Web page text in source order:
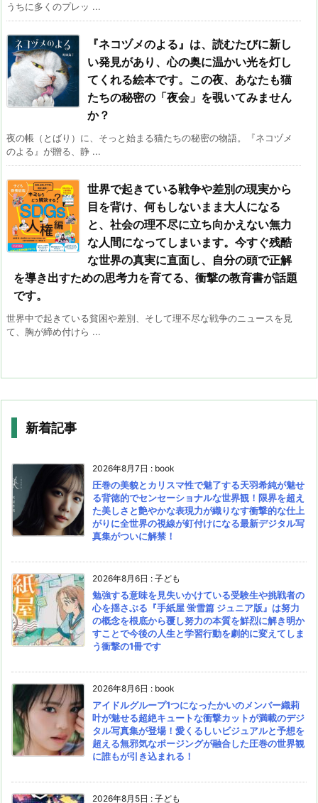
うちに多くのプレッ ...
『ネコヅメのよる』は、読むたびに新し
い発見があり、心の奥に温かい光を灯し
てくれる絵本です。この夜、あなたも猫
たちの秘密の「夜会」を覗いてみません
か？
夜の帳（とばり）に、そっと始まる猫たちの秘密の物語。『ネコヅメ
のよる』が贈る、静 ...
世界で起きている戦争や差別の現実から
目を背け、何もしないまま大人になる
と、社会の理不尽に立ち向かえない無力
な人間になってしまいます。今すぐ残酷
な世界の真実に直面し、自分の頭で正解
を導き出すための思考力を育てる、衝撃の教育書が話題
です。
世界中で起きている貧困や差別、そして理不尽な戦争のニュースを見
て、胸が締め付けら ...
新着記事
2026年8月7日 : book
圧巻の美貌とカリスマ性で魅了する天羽希純が魅せ
る背徳的でセンセーショナルな世界観！限界を超え
た美しさと艶やかな表現力が織りなす衝撃的な仕上
がりに全世界の視線が釘付けになる最新デジタル写
真集がついに解禁！
2026年8月6日 : 子ども
勉強する意味を見失いかけている受験生や挑戦者の
心を揺さぶる『手紙屋 蛍雪篇 ジュニア版』は努力
の概念を根底から覆し努力の本質を鮮烈に解き明か
すことで今後の人生と学習行動を劇的に変えてしま
う衝撃の1冊です
2026年8月6日 : book
アイドルグループ1つになったかいのメンバー織莉
叶が魅せる超絶キュートな衝撃カットが満載のデジ
タル写真集が登場！愛くるしいビジュアルと予想を
超える無邪気なポージングが融合した圧巻の世界観
に誰もが引き込まれる！
2026年8月5日 : 子ども